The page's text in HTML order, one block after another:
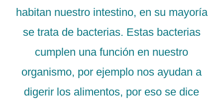
habitan nuestro intestino, en su mayoría
se trata de bacterias. Estas bacterias
cumplen una función en nuestro
organismo, por ejemplo nos ayudan a
digerir los alimentos, por eso se dice